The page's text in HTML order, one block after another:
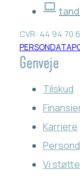
CVR: 44 94 70
Genveje
Tilskud
Karriere
Vi